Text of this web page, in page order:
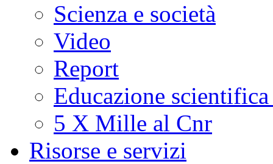
Scienza e società
Video
Report
Educazione
5 X Mille al Cnr
Risorse e servizi